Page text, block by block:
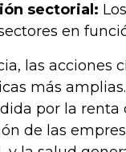
sectorial:
en
las acciones
más
por la renta
de las